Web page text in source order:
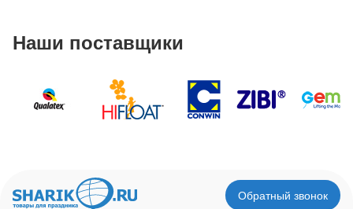
Наши поставщики
Обратный звонок